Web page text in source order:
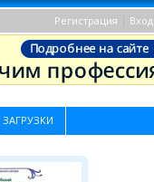
Регистрация Вход
ЗАГРУЗКИ